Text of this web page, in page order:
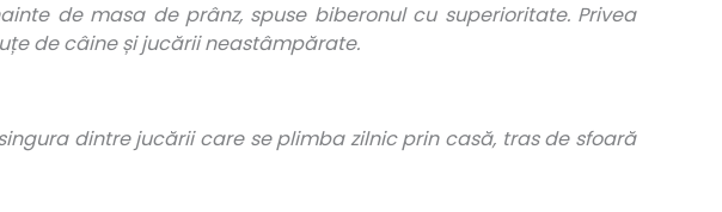
de masa de prânz, spuse biberonul cu superioritate. Privea
de câine și jucării neastâmpărate.
dintre jucării care se plimba zilnic prin casă, tras de sfoară